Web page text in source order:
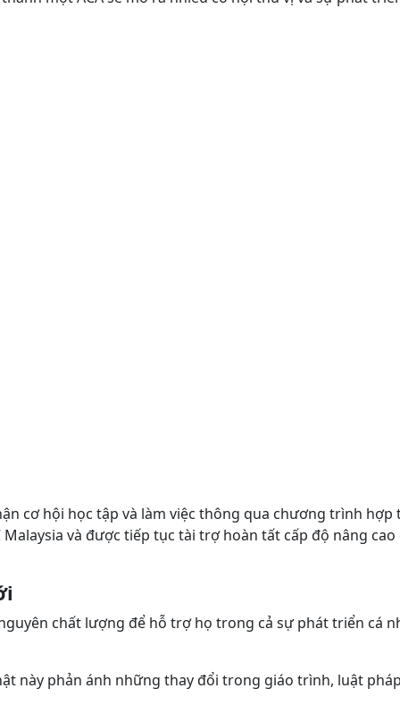
cơ hội học tập và làm việc thông qua chương trình
và được tiếp tục tài trợ hoàn tất cấp độ nâng cao
chất lượng để hỗ trợ họ trong cả sự phát triển
này phản ánh những thay đổi trong giáo trình, luật